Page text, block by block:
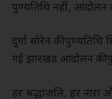
पुण्यतिथि नहीं, आंदोलन
दुर्गा सोरेन की
गई झारखंड आंदोलन की
हर श्रद्धांजलि, हर